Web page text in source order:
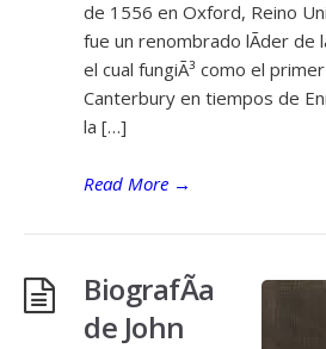
de 1556 en Oxford, Reino
fue un renombrado lÃ­der de
el cual fungiÃ³ como el
Canterbury en tiempos de
la […]
Read More →
BiografÃ­a
de John